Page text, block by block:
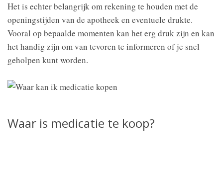
Het is echter belangrijk om rekening te houden met de
openingstijden van de apotheek en eventuele drukte.
Vooral op bepaalde momenten kan het erg druk zijn en kan
het handig zijn om van tevoren te informeren of je snel
geholpen kunt worden.
Waar is medicatie te koop?